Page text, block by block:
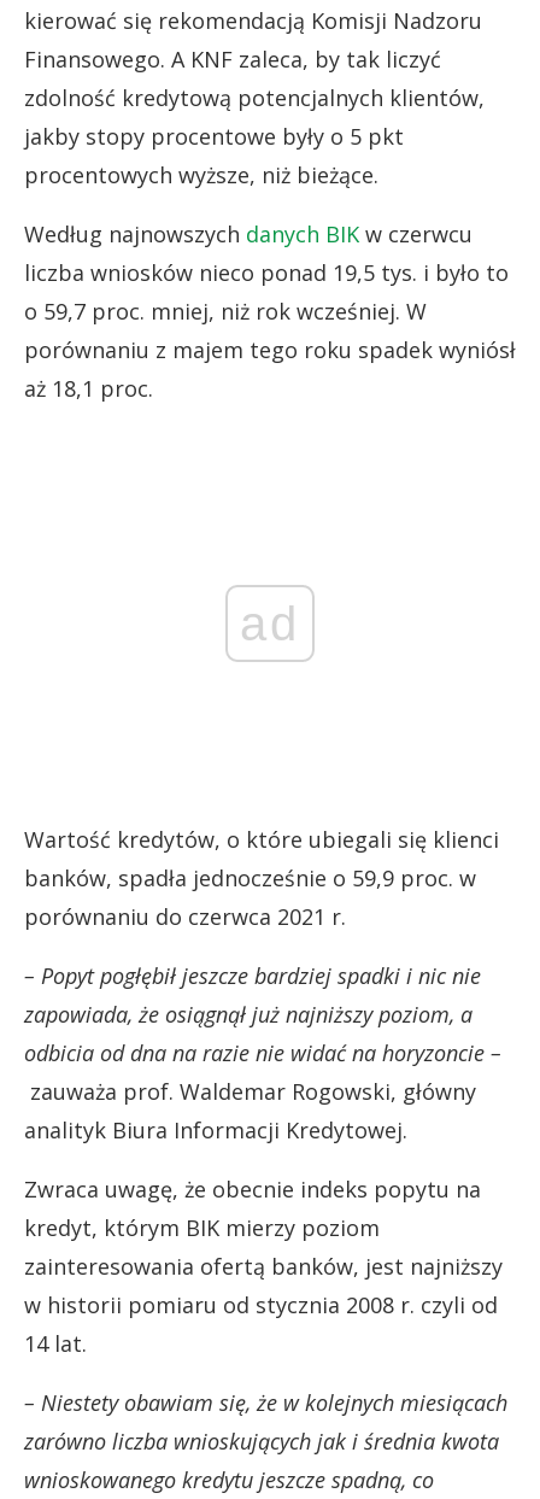
kierować się rekomendacją Komisji Nadzoru
Finansowego. A KNF zaleca, by tak liczyć
zdolność kredytową potencjalnych klientów,
jakby stopy procentowe były o 5 pkt
procentowych wyższe, niż bieżące.
Według najnowszych danych BIK w czerwcu
liczba wniosków nieco ponad 19,5 tys. i było to
o 59,7 proc. mniej, niż rok wcześniej. W
porównaniu z majem tego roku spadek wyniósł
aż 18,1 proc.
ad
Wartość kredytów, o które ubiegali się klienci
banków, spadła jednocześnie o 59,9 proc. w
porównaniu do czerwca 2021 r.
– Popyt pogłębił jeszcze bardziej spadki i nic nie
zapowiada, że osiągnął już najniższy poziom, a
odbicia od dna na razie nie widać na horyzoncie –
zauważa prof. Waldemar Rogowski, główny
analityk Biura Informacji Kredytowej.
Zwraca uwagę, że obecnie indeks popytu na
kredyt, którym BIK mierzy poziom
zainteresowania ofertą banków, jest najniższy
w historii pomiaru od stycznia 2008 r. czyli od
14 lat.
– Niestety obawiam się, że w kolejnych miesiącach
zarówno liczba wnioskujących jak i średnia kwota
wnioskowanego kredytu jeszcze spadną, co